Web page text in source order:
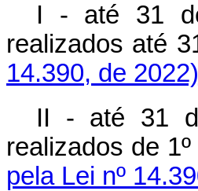
I - até 31
realizados até
14.390, de 2022)
II - até 31
realizados de
pela Lei nº